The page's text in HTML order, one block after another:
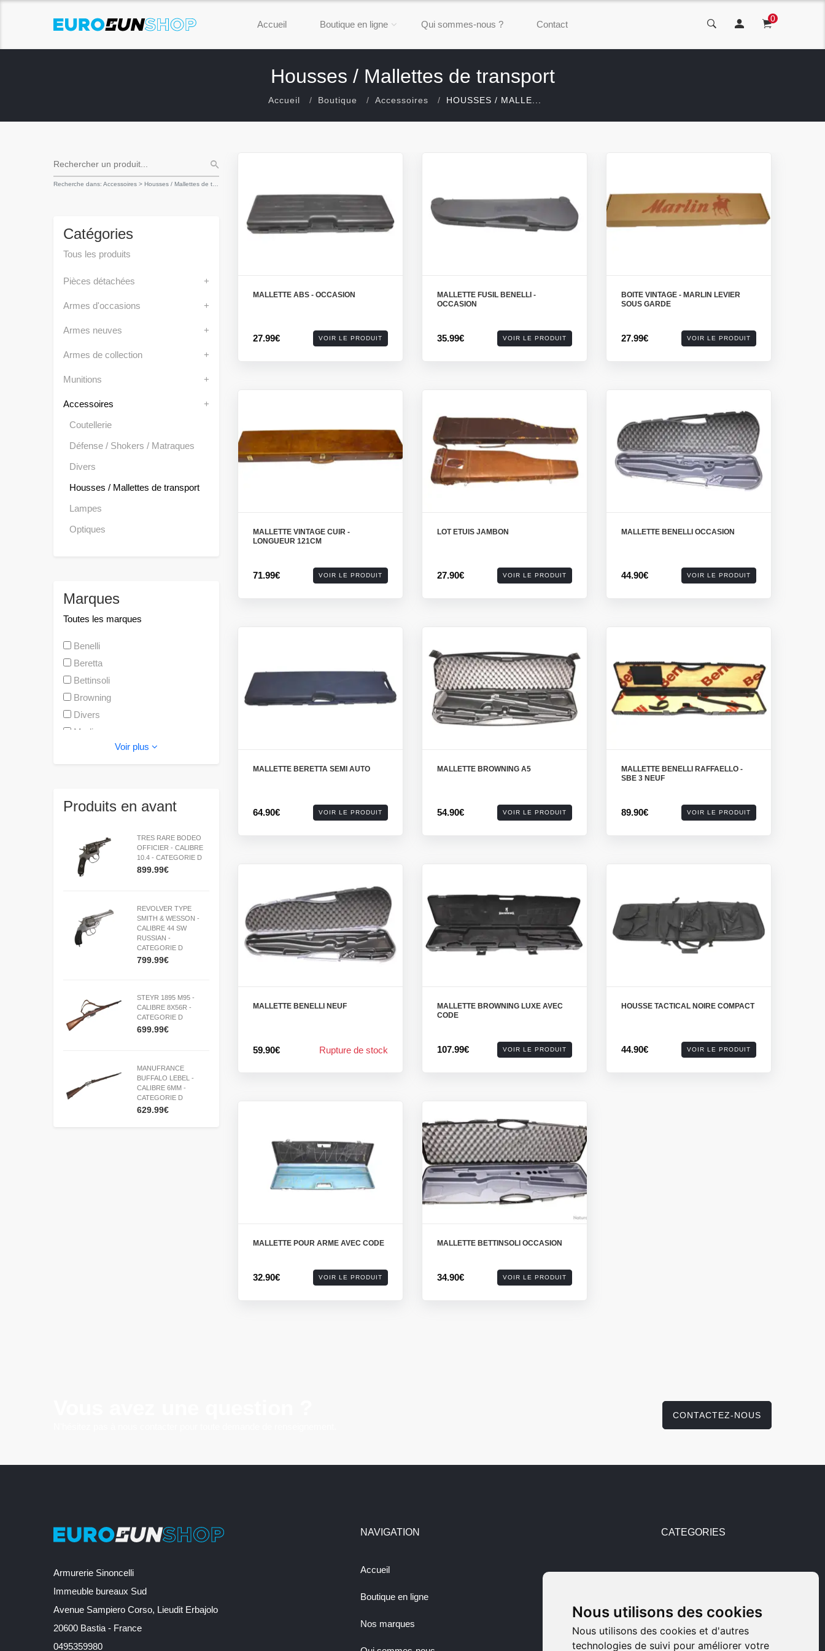
Nous utilisons des cookies
Nous utilisons des cookies et d'autres
technologies de suivi pour améliorer votre
Accueil Boutique en ligne Qui sommes-nous ? Contact
0
Housses / Mallettes de transport
Accueil Boutique Accessoires HOUSSES / MALLE...
Catégories
Tous les produits
Pièces détachées +
Armes d'occasions +
Armes neuves +
Armes de collection +
Munitions +
Accessoires
Coutellerie
Défense / Shokers / Matraques
Divers
Housses / Mallettes de transport
Lampes
Optiques
+
Marques
Toutes les marques
Benelli
Beretta
Bettinsoli
Browning
Divers
Marlin
Voir plus
Produits en avant
TRES RARE BODEO
OFFICIER - CALIBRE
10.4 - CATEGORIE D
899.99€
REVOLVER TYPE
SMITH & WESSON -
CALIBRE 44 SW
RUSSIAN -
CATEGORIE D
799.99€
STEYR 1895 M95 -
CALIBRE 8X56R -
CATEGORIE D
699.99€
MANUFRANCE
BUFFALO LEBEL -
CALIBRE 6MM -
CATEGORIE D
629.99€
MALLETTE ABS - OCCASION
27.99€ VOIR LE PRODUIT
MALLETTE FUSIL BENELLI -
OCCASION
35.99€ VOIR LE PRODUIT
BOITE VINTAGE - MARLIN LEVIER
SOUS GARDE
27.99€ VOIR LE PRODUIT
MALLETTE VINTAGE CUIR -
LONGUEUR 121CM
71.99€ VOIR LE PRODUIT
LOT ETUIS JAMBON
27.90€ VOIR LE PRODUIT
MALLETTE BENELLI OCCASION
44.90€ VOIR LE PRODUIT
MALLETTE BERETTA SEMI AUTO
64.90€ VOIR LE PRODUIT
MALLETTE BROWNING A5
54.90€ VOIR LE PRODUIT
MALLETTE BENELLI RAFFAELLO -
SBE 3 NEUF
89.90€ VOIR LE PRODUIT
MALLETTE BENELLI NEUF
59.90€ Rupture de stock
MALLETTE BROWNING LUXE AVEC
CODE
107.99€ VOIR LE PRODUIT
HOUSSE TACTICAL NOIRE COMPACT
44.90€ VOIR LE PRODUIT
MALLETTE POUR ARME AVEC CODE
32.90€ VOIR LE PRODUIT
MALLETTE BETTINSOLI OCCASION
34.90€ VOIR LE PRODUIT
CONTACTEZ-NOUS
Armurerie Sinoncelli
Immeuble bureaux Sud
Avenue Sampiero Corso, Lieudit Erbajolo
20600 Bastia - France
0495359980
NAVIGATION
Accueil
Boutique en ligne
Nos marques
CATEGORIES
Armes neuves